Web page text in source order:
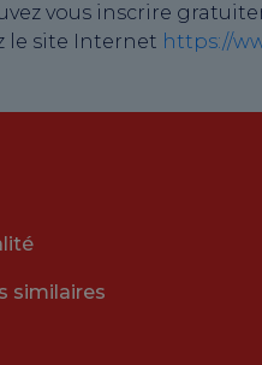
vous inscrire
le site Internet https://
similaires